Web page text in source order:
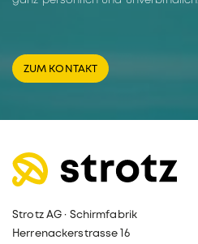
ZUM KONTAKT
Strotz AG · Schirmfabrik
Herrenackerstrasse 16